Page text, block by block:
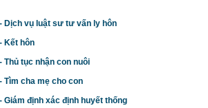
Dịch vụ luật sư tư vấn ly hôn
Kết hôn
Thủ tục nhận con nuôi
Tìm cha mẹ cho con
Giám định xác định huyết thống